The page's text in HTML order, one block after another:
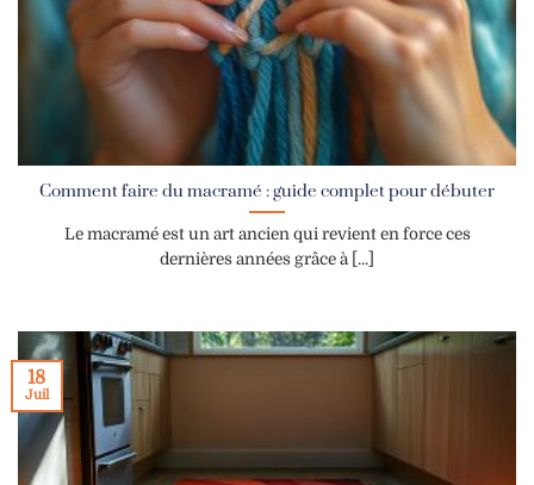
Comment faire du macramé : guide complet pour débuter
Le macramé est un art ancien qui revient en force ces
dernières années grâce à [...]
18
Juil